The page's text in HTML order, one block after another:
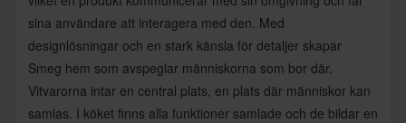
sina användare att interagera med den. Med
designlösningar och en stark känsla för detaljer skapar
Smeg hem som avspeglar människorna som bor där.
Vitvarorna intar en central plats, en plats där människor kan
samlas. I köket finns alla funktioner samlade och de bildar en